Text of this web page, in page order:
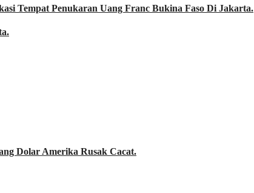
Tempat Penukaran Uang Franc Bukina Faso Di Jakarta.
Dolar Amerika Rusak Cacat.